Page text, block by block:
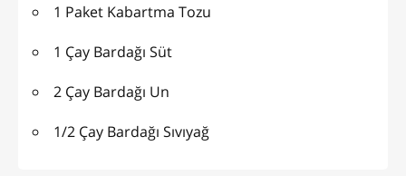
1 Paket Kabartma Tozu
1 Çay Bardağı Süt
2 Çay Bardağı Un
1/2 Çay Bardağı Sıvıyağ